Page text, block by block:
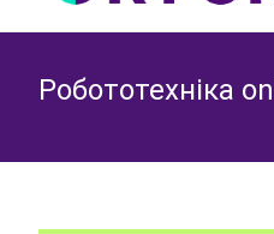
Робототехніка